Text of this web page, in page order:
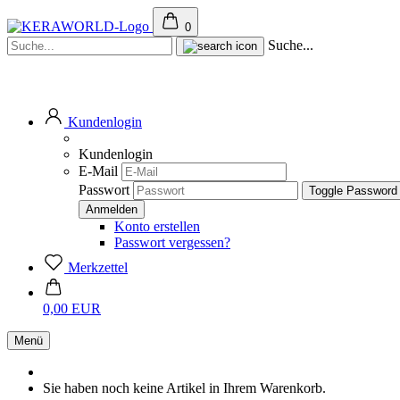
0
Suche...
Kundenlogin
Kundenlogin
E-Mail
Passwort
Toggle
Konto erstellen
Passwort vergessen?
Merkzettel
0,00 EUR
Menü
Sie haben noch keine Artikel in Ihrem Warenkorb.